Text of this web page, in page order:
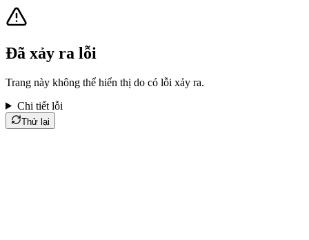
Đã xảy ra lỗi
Trang này không thể hiển thị do có lỗi xảy ra.
Chi tiết lỗi
Thử lại